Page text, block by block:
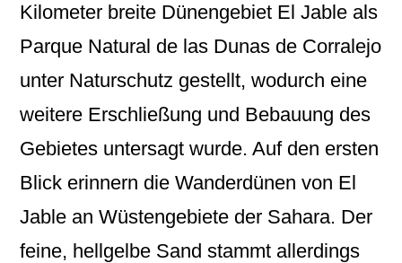
Kilometer breite Dünengebiet El Jable als
Parque Natural de las Dunas de Corralejo
unter Naturschutz gestellt, wodurch eine
weitere Erschließung und Bebauung des
Gebietes untersagt wurde. Auf den ersten
Blick erinnern die Wanderdünen von El
Jable an Wüstengebiete der Sahara. Der
feine, hellgelbe Sand stammt allerdings